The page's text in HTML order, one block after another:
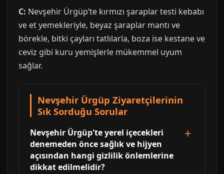
C: Nevşehir Ürgüp’te kırmızı şaraplar testi kebabı
ve et yemekleriyle, beyaz şaraplar mantı ve
börekle, bitki çayları tatlılarla, boza ise kestane ve
ceviz gibi kuru yemişlerle mükemmel uyum
sağlar.
Nevşehir Ürgüp Ziyaretçilerinin
Sık Sorduğu Sorular
Nevşehir Ürgüp'te yerel içecekleri
denemeden önce sağlık ve hijyen
açısından hangi gizlilik önlemlerine
dikkat edilmelidir?